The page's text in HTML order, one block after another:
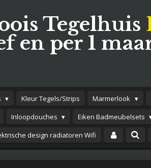
Tegelhuis
en per 1
Kleur Tegels/Strips Marmerlook
Inloopdouches
Eiken Badmeubelsets
design radiatoren Wifi